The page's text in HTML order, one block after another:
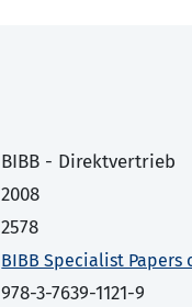
BIBB - Direktvertrieb
2008
2578
BIBB Specialist Papers
978-3-7639-1121-9